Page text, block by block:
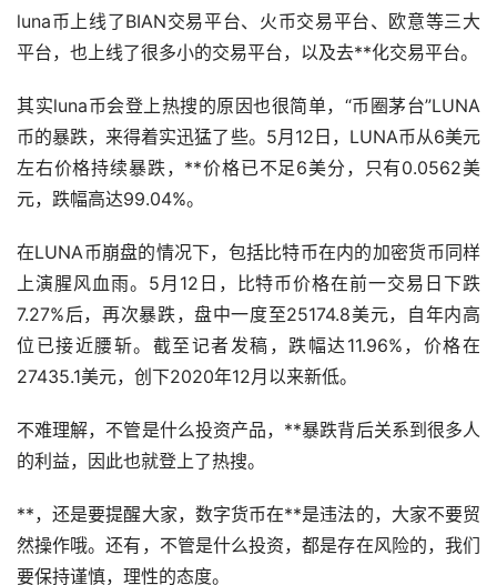
luna币上线了BIAN交易平台、 火币交易平台、欧意等三大
平台，也上线了很多小的交易平台，以及去**化交易平台。
其实luna币会登上热搜的原因也很简单，“币圈茅台”LUNA
币的暴跌，来得着实迅猛了些。5月12日，LUNA币从6美元
左右价格持续暴跌，**价格已不足6美分，只有0.0562美
元，跌幅高达99.04%。
在LUNA币崩盘的情况下，包括比特币在内的加密货币同样
上演腥风血雨。5月12日，比特币价格在前一交易日下跌
7.27%后，再次暴跌，盘中一度至25174.8美元，自年内高
位已接近腰斩。截至记者发稿，跌幅达11.96%，价格在
27435.1美元，创下2020年12月以来新低。
不难理解，不管是什么投资产品，**暴跌背后关系到很多人
的利益，因此也就登上了热搜。
**，还是要提醒大家， 数字货币在**是违法的，大家不要贸
然操作哦。还有，不管是什么投资，都是存在风险的，我们
要保持谨慎，理性的态度。